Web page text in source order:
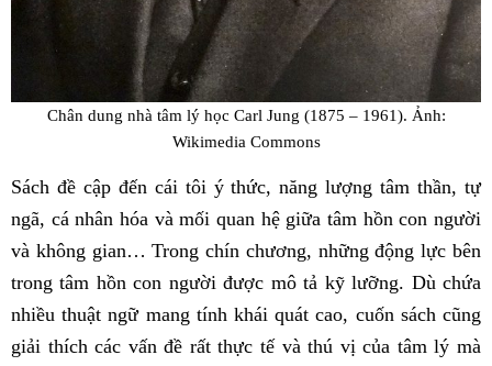
Chân dung nhà tâm lý học Carl Jung (1875 – 1961). Ảnh:
Wikimedia Commons
Sách đề cập đến cái tôi ý thức, năng lượng tâm thần, tự
ngã, cá nhân hóa và mối quan hệ giữa tâm hồn con người
và không gian… Trong chín chương, những động lực bên
trong tâm hồn con người được mô tả kỹ lưỡng. Dù chứa
nhiều thuật ngữ mang tính khái quát cao, cuốn sách cũng
giải thích các vấn đề rất thực tế và thú vị của tâm lý mà